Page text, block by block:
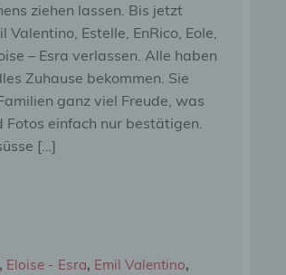
ziehen lassen. Bis jetzt
Valentino, Estelle, EnRico, Eole,
– Esra verlassen. Alle haben
Zuhause bekommen. Sie
ganz viel Freude, was
Fotos einfach nur bestätigen.
[…]
, Eloise - Esra, Emil Valentino,